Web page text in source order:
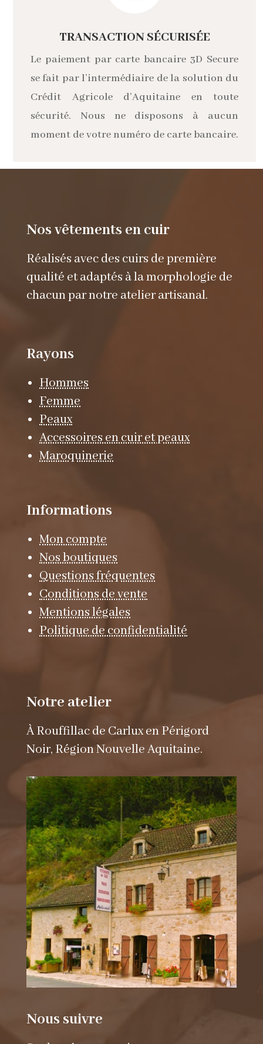
TRANSACTION SÉCURISÉE
Le paiement par carte bancaire 3D Secure
se fait par l’intermédiaire de la solution du
Crédit Agricole d’Aquitaine en toute
sécurité. Nous ne disposons à aucun
moment de votre numéro de carte bancaire.
Nos vêtements en cuir
Réalisés avec des cuirs de première
qualité et adaptés à la morphologie de
chacun par notre atelier artisanal.
Rayons
Hommes
Femme
Peaux
Accessoires en cuir et peaux
Maroquinerie
Informations
Mon compte
Nos boutiques
Questions fréquentes
Conditions de vente
Mentions légales
Politique de confidentialité
Notre atelier
À Rouffillac de Carlux en Périgord
Noir, Région Nouvelle Aquitaine.
Nous suivre